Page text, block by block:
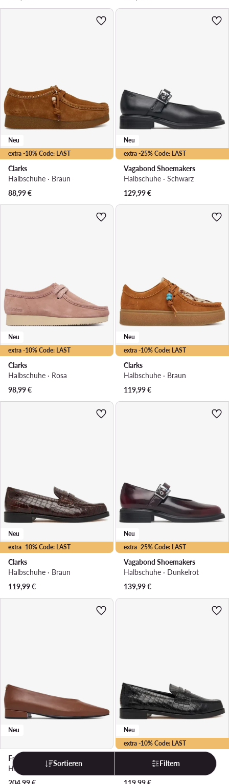
extra -10% Code: LAST
Neu
Clarks
Halbschuhe · Braun
88,99€
extra -25% Code: LAST
Neu
Vagabond Shoemakers
Halbschuhe · Schwarz
129,99€
extra -10% Code: LAST
Neu
Clarks
Halbschuhe · Rosa
98,99€
extra -10% Code: LAST
Neu
Clarks
Halbschuhe · Braun
119,99€
extra -10% Code: LAST
Neu
Clarks
Halbschuhe · Braun
119,99€
extra -25% Code: LAST
Neu
Vagabond Shoemakers
Halbschuhe · Dunkelrot
139,99€
Neu
Furla
Halbschuhe · Braun
extra -10% Code: LAST
Neu
Halbschuhe · Schwarz
Sortieren Filtern